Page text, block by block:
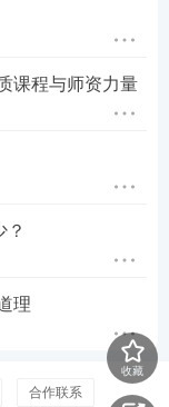
盖通勤、居
目，搭配 AI 多
考生 “做题
。多模块刷题
、每日一练、
巩固；定期举
课程与师资力量
？
理
收藏
合作联系